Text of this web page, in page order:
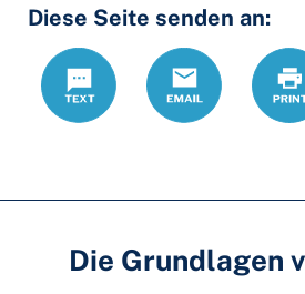
Diese Seite senden an:
Text
Email Print
Die Grundlagen